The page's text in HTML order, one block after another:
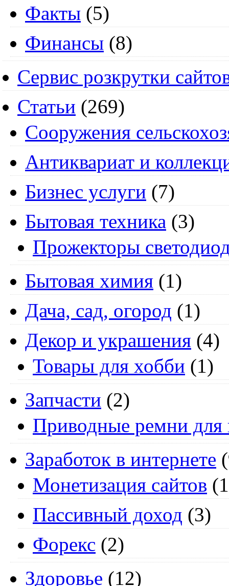
Факты (5)
Финансы (8)
Сервис розкрутки
Статьи (269)
Cооружения
Антиквариат и
Бизнес услуги (7)
Бытовая техника (3)
Прожекторы
Бытовая химия (1)
Дача, сад, огород (1)
Декор и украшения (4)
Товары для хобби (1)
Запчасти (2)
Приводные ремни для
Заработок в интернете
Монетизация сайтов
Пассивный доход (3)
Форекс (2)
Здоровье (12)